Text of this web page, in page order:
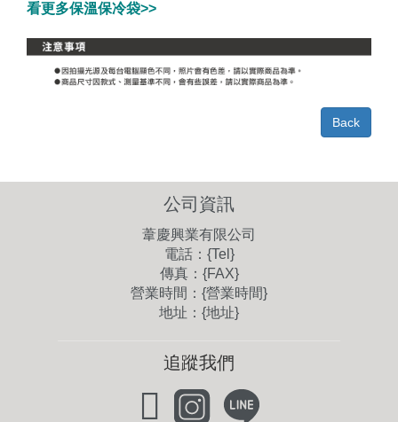
看更多保溫保冷袋>>
Back
公司資訊
葦慶興業有限公司
電話：{Tel}
傳真：{FAX}
營業時間：{營業時間}
地址：{地址}
追蹤我們